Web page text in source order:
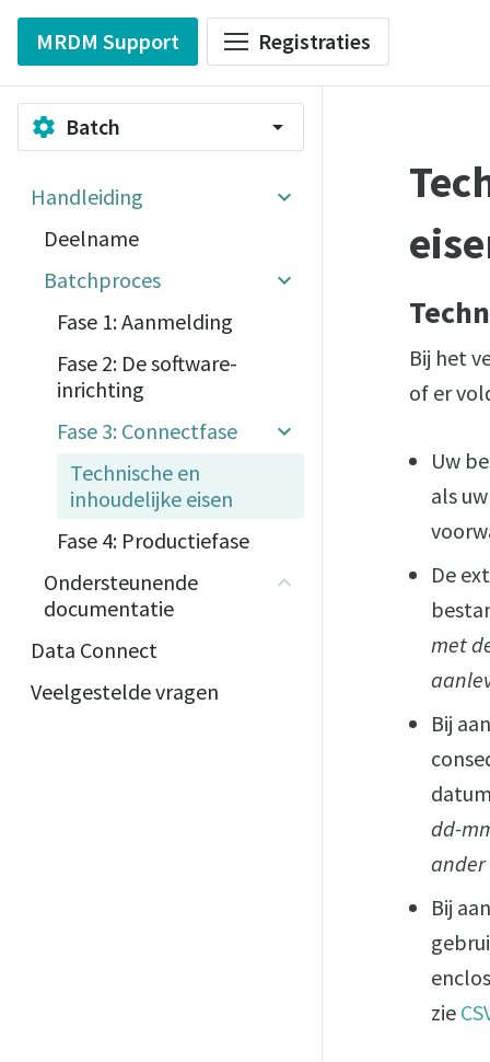
MRDM Support Registraties
settings Batch arrow_drop_down
Handleiding
Deelname
Batchproces
Fase 1: Aanmelding
Fase 2: De software-
inrichting
Fase 3: Connectfase
Technische en
inhoudelijke eisen
Fase 4: Productiefase
Ondersteunende
documentatie
Data Connect
Veelgestelde vragen
Bij het
of er
Uw
als
De
met
Bij
dd-
Bij
zie